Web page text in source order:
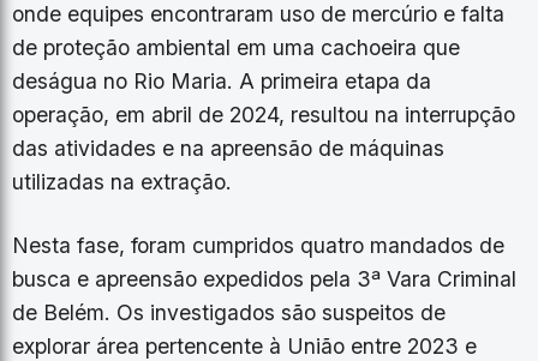
onde equipes encontraram uso de mercúrio e falta
de proteção ambiental em uma cachoeira que
deságua no Rio Maria. A primeira etapa da
operação, em abril de 2024, resultou na interrupção
das atividades e na apreensão de máquinas
utilizadas na extração.
Nesta fase, foram cumpridos quatro mandados de
busca e apreensão expedidos pela 3ª Vara Criminal
de Belém. Os investigados são suspeitos de
explorar área pertencente à União entre 2023 e